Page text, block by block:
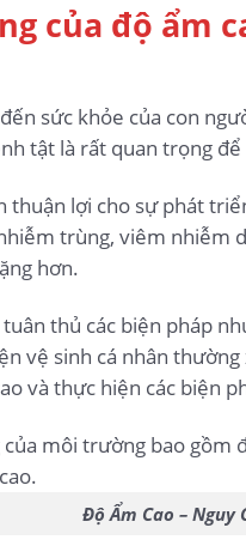
của độ ẩm
sức khỏe của con
tật là rất quan trọng
lợi cho sự phát
trùng, viêm nhiễm
hơn.
thủ các biện pháp
vệ sinh cá nhân
và thực hiện các biện
Độ Ẩm Cao – Nguy